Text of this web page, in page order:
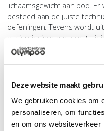
Deze website maakt
We gebruiken cookies om
personaliseren, om
en om ons websiteverkeer
lichaamsgewicht aan bod.
besteed aan de juiste
oefeningen. Tevens wordt
basisprincipes van een
ingegaan op verantwoorde
belastbaarheid.
Versterking spieren
Optimalisering van
stofwisseling
Betere